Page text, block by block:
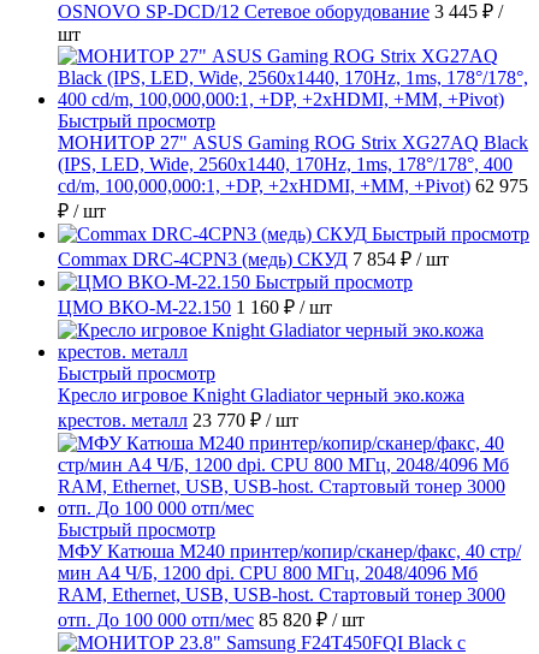
OSNOVO SP-DCD/12 Сетевое оборудование 3 445 ₽ /
шт
Быстрый просмотр
МОНИТОР 27" ASUS Gaming ROG Strix XG27AQ Black
(IPS, LED, Wide, 2560x1440, 170Hz, 1ms, 178°/178°, 400
cd/m, 100,000,000:1, +DP, +2хHDMI, +MM, +Pivot) 62 975
₽ / шт
Быстрый просмотр
Commax DRC-4CPN3 (медь) СКУД 7 854 ₽ / шт
Быстрый просмотр
ЦМО ВКО-М-22.150 1 160 ₽ / шт
Быстрый просмотр
Кресло игровое Knight Gladiator черный эко.кожа
крестов. металл 23 770 ₽ / шт
Быстрый просмотр
МФУ Катюша M240 принтер/копир/сканер/факс, 40 стр/
мин А4 Ч/Б, 1200 dpi. CPU 800 МГц, 2048/4096 Мб
RAM, Ethernet, USB, USB-host. Стартовый тонер 3000
отп. До 100 000 отп/мес 85 820 ₽ / шт